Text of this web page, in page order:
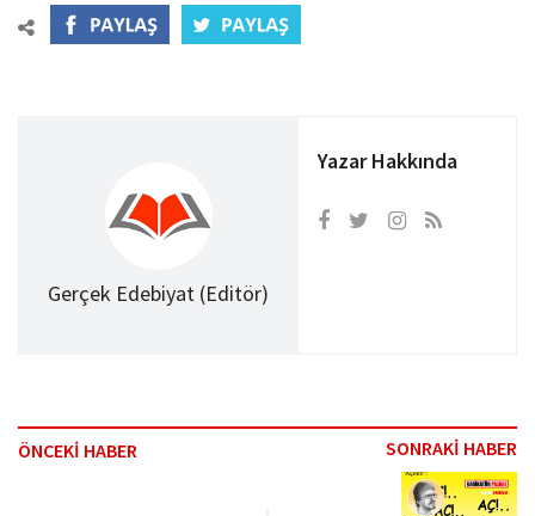
Gerçek Edebiyat (Editör)
Yazar Hakkında
ÖNCEKİ HABER SONRAKİ HABER